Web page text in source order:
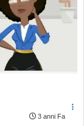
3 anni Fa